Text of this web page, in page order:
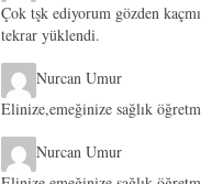
Çok tşk ediyorum gözden
tekrar yüklendi.
Nurcan Umur
Elinize,emeğinize sağlık
Nurcan Umur